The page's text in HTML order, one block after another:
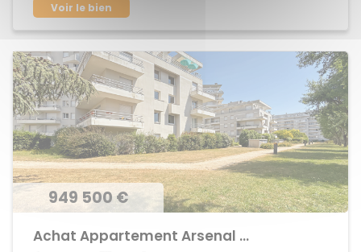
Voir le bien
949 500 €
Achat Appartement Arsenal - Redon